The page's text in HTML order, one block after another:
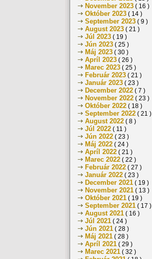
November 2023 ( 16 )
Október 2023 ( 14 )
September 2023 ( 9 )
August 2023 ( 21 )
Júl 2023 ( 19 )
Jún 2023 ( 25 )
Máj 2023 ( 30 )
Apríl 2023 ( 26 )
Marec 2023 ( 25 )
Február 2023 ( 21 )
Január 2023 ( 23 )
December 2022 ( 7 )
November 2022 ( 23 )
Október 2022 ( 18 )
September 2022 ( 21 )
August 2022 ( 8 )
Júl 2022 ( 11 )
Jún 2022 ( 23 )
Máj 2022 ( 24 )
Apríl 2022 ( 21 )
Marec 2022 ( 22 )
Február 2022 ( 27 )
Január 2022 ( 23 )
December 2021 ( 19 )
November 2021 ( 13 )
Október 2021 ( 19 )
September 2021 ( 17 )
August 2021 ( 16 )
Júl 2021 ( 24 )
Jún 2021 ( 28 )
Máj 2021 ( 28 )
Apríl 2021 ( 29 )
Marec 2021 ( 32 )